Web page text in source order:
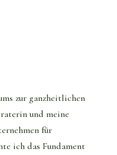
zur ganzheitlichen
und meine
für
ich das Fundament